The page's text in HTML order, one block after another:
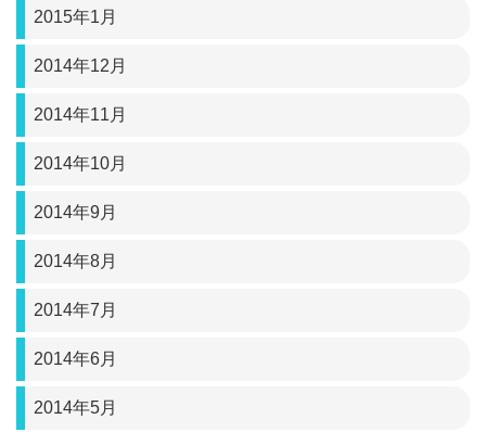
2015年1月
2014年12月
2014年11月
2014年10月
2014年9月
2014年8月
2014年7月
2014年6月
2014年5月